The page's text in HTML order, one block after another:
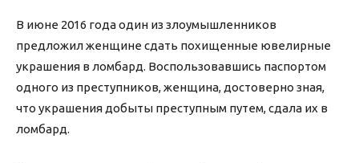
В июне 2016 года один из злоумышленников
предложил женщине сдать похищенные ювелирные
украшения в ломбард. Воспользовавшись паспортом
одного из преступников, женщина, достоверно зная,
что украшения добыты преступным путем, сдала их в
ломбард.